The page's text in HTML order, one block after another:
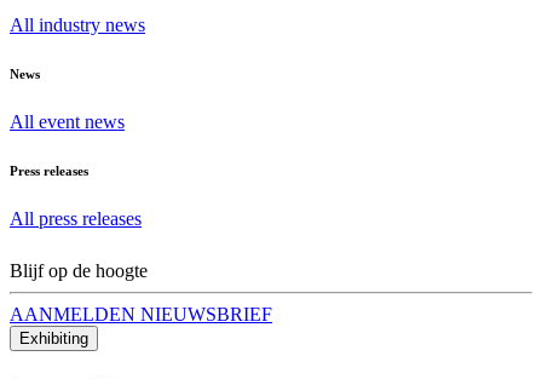
All industry news
News
All event news
Press releases
All press releases
Blijf op de hoogte
AANMELDEN NIEUWSBRIEF
Exhibiting